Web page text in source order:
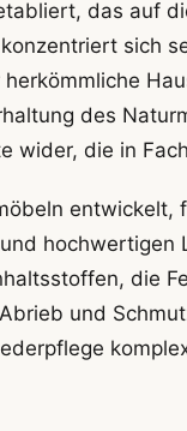
das auf
sich
des
wider, die in
entwickelt,
hochwertigen
die
und